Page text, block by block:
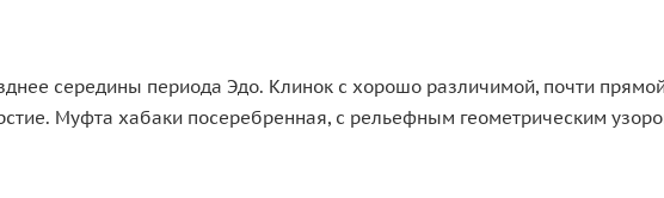
середины периода Эдо. Клинок с хорошо различимой, почти
Муфта хабаки посеребренная, с рельефным геометрическим